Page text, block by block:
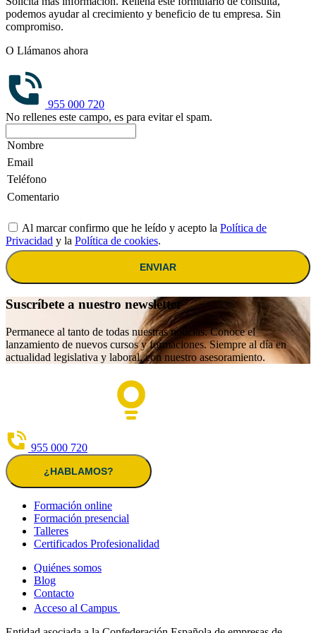
podemos ayudar al crecimiento y beneficio de tu empresa. Sin
compromiso.
O Llámanos ahora
955 000 720
No rellenes este campo, es para evitar el spam.
Al marcar confirmo que he leído y acepto la Política de
Privacidad y la Política de cookies.
ENVIAR
Suscríbete a nuestro newsletter
Permanece al tanto de todas nuestras noticias. Conoce el
lanzamiento de nuevos cursos y formaciones. Siempre al día en
actualidad legislativa y laboral, con nuestro asesoramiento.
955 000 720
¿HABLAMOS?
Formación online
Formación presencial
Talleres
Certificados Profesionalidad
Quiénes somos
Blog
Contacto
Acceso al Campus